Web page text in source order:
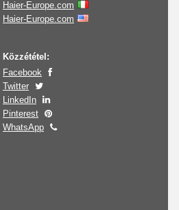
Haier-Europe.com
Haier-Europe.com
Közzététel:
Facebook
Twitter
LinkedIn
Pinterest
WhatsApp